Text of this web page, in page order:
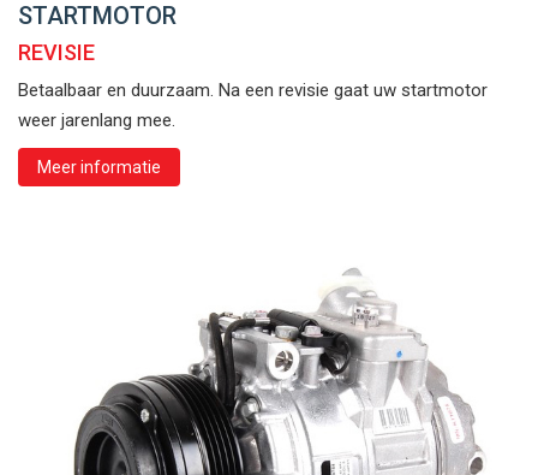
STARTMOTOR
REVISIE
Betaalbaar en duurzaam. Na een revisie gaat uw startmotor
weer jarenlang mee.
Meer informatie